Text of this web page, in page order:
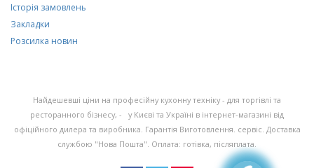
Історія замовлень
Закладки
Розсилка новин
Найдешевші ціни на професійну кухонну техніку - для торгівлі та
ресторанного бізнесу, - у Києві та Україні в інтернет-магазині від
офіційного дилера та виробника. Гарантія Виготовлення. сервіс. Доставка
службою "Нова Пошта". Оплата: готівка, післяплата.